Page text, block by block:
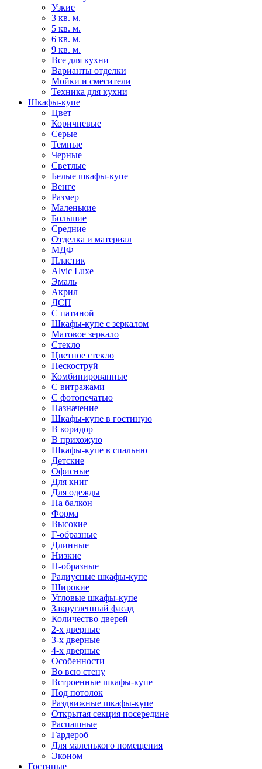
Узкие
3 кв. м.
5 кв. м.
6 кв. м.
9 кв. м.
Все для кухни
Варианты отделки
Мойки и смесители
Техника для кухни
Шкафы-купе
Цвет
Коричневые
Серые
Темные
Черные
Светлые
Белые шкафы-купе
Венге
Размер
Маленькие
Большие
Средние
Отделка и материал
МДФ
Пластик
Alvic Luxe
Эмаль
Акрил
ДСП
С патиной
Шкафы-купе с зеркалом
Матовое зеркало
Стекло
Цветное стекло
Пескоструй
Комбинированные
С витражами
С фотопечатью
Назначение
Шкафы-купе в гостиную
В коридор
В прихожую
Шкафы-купе в спальню
Детские
Офисные
Для книг
Для одежды
На балкон
Форма
Высокие
Г-образные
Длинные
Низкие
П-образные
Радиусные шкафы-купе
Широкие
Угловые шкафы-купе
Закругленный фасад
Количество дверей
2-х дверные
3-х дверные
4-х дверные
Особенности
Во всю стену
Встроенные шкафы-купе
Под потолок
Раздвижные шкафы-купе
Открытая секция посередине
Распашные
Гардероб
Для маленького помещения
Эконом
Гостиные